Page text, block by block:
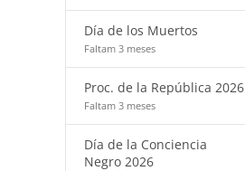
Día de los Muertos
Faltam 3 meses
Proc. de la República 2026
Faltam 3 meses
Día de la Conciencia
Negro 2026